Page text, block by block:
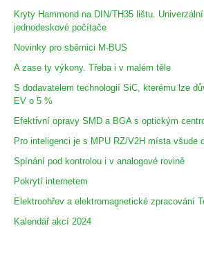
Kryty Hammond na DIN/TH35 lištu.
jednodeskové počítače
Novinky pro sběrnici M-BUS
A zase ty výkony. Třeba i v malém těle
S dodavatelem technologií SiC, kterému lze
EV o 5 %
Efektivní opravy SMD a BGA s optickým
Pro inteligenci je s MPU RZ/V2H místa všude
Spínání pod kontrolou i v analogové rovině
Pokrytí internetem
Elektroohřev a elektromagnetické zpracování
Kalendář akcí 2024